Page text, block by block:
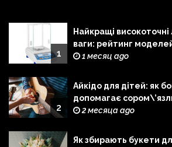
1
Найкращі
ваги: рейтинг
лабораторій
1 месяц ago
2
Айкідо для дітей: як
допомагає
сміливішою
2 месяца ago
Як збирають букети